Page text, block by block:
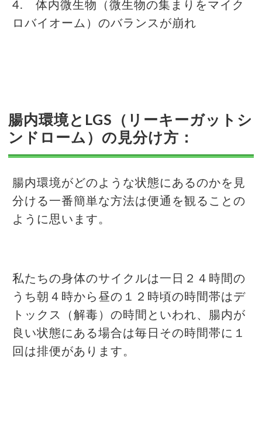
4. 体内微生物（微生物の集まりをマイク
ロバイオーム）のバランスが崩れ
腸内環境とLGS（リーキーガットシ
ンドローム）の見分け方：
腸内環境がどのような状態にあるのかを見
分ける一番簡単な方法は便通を観ることの
ように思います。
私たちの身体のサイクルは一日２４時間の
うち朝４時から昼の１２時頃の時間帯はデ
トックス（解毒）の時間といわれ、腸内が
良い状態にある場合は毎日その時間帯に１
回は排便があります。